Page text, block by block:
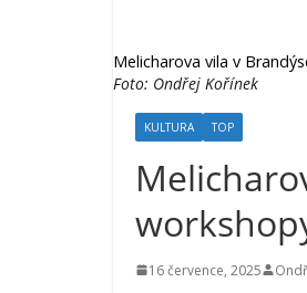
Melicharova vila v
Foto: Ondřej Kořínek
KULTURA TOP
16 července, 2025